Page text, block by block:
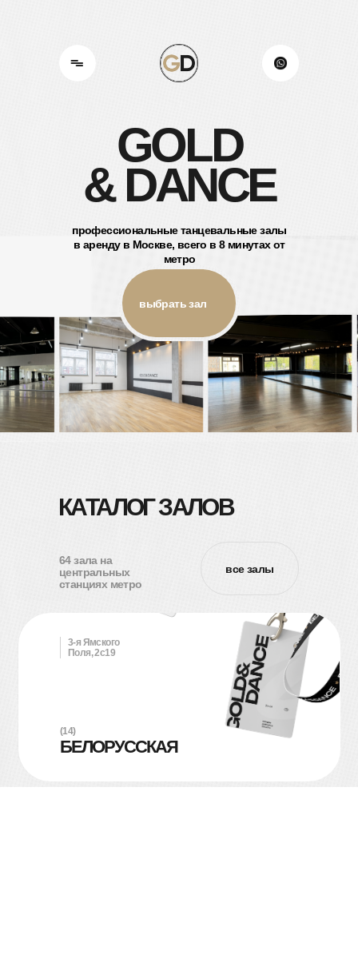
профессиональные танцевальные залы
в аренду в Москве, всего в 8 минутах от
метро
GOLD
& DANCE
выбрать зал
КАТАЛОГ ЗАЛОВ
БЕЛОРУССКАЯ
(14)
3-я Ямского
Поля, 2с19
64 зала на
центральных
станциях метро
все залы